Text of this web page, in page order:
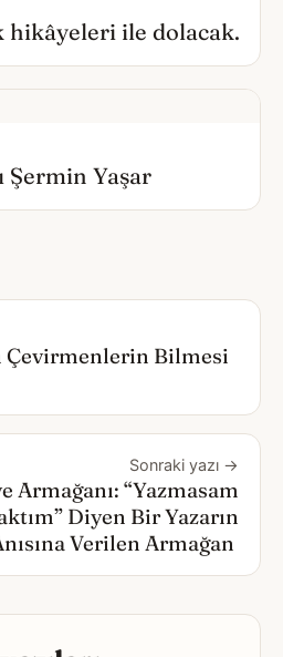
hikâyeleri ile dolacak.
Şermin Yaşar
Çevirmenlerin Bilmesi
Sonraki yazı →
Armağanı: “Yazmasam
Diyen Bir Yazarın
Verilen Armağan